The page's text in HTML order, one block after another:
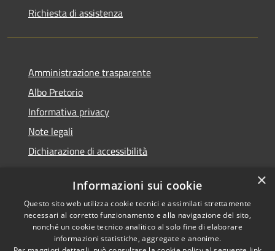
Richiesta di assistenza
Amministrazione trasparente
Albo Pretorio
Informativa privacy
Note legali
Dichiarazione di accessibilità
RSS
Accessibilità
Copyright © 2026 • Comune di
Veduggio con Colzano •
Powered byMunicipium
×
Informazioni sui cookie
Questo sito web utilizza cookie tecnici e assimilati strettamente
necessari al corretto funzionamento e alla navigazione del sito,
nonché un cookie tecnico analitico al solo fine di elaborare
informazioni statistiche, aggregate e anonime.